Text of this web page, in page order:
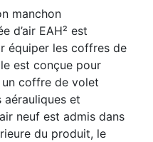
manchon
d’air EAH² est
équiper les coffres de
est conçue pour
coffre de volet
et
neuf est admis dans
du produit, le